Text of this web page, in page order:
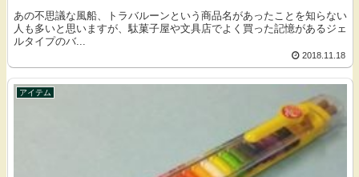
あの不思議な風船、トラバルーンという商品名があったことを知らない
人も多いと思いますが、駄菓子屋や文具店でよく買った記憶があるジェ
ルタイプのバ...
2018.11.18
アイテム